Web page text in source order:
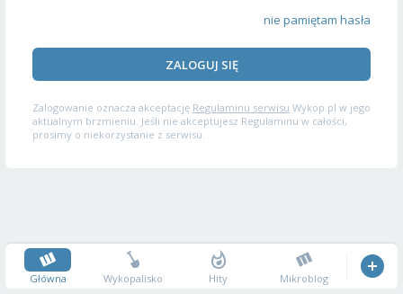
nie pamiętam hasła
ZALOGUJ SIĘ
Zalogowanie oznacza akceptację Regulaminu serwisu Wykop.pl w jego
aktualnym brzmieniu. Jeśli nie akceptujesz Regulaminu w całości,
prosimy o niekorzystanie z serwisu.
Główna Wykopalisko Hity Mikroblog